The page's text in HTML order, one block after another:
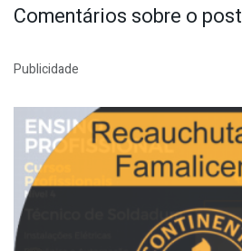
Comentários sobre o post
Publicidade